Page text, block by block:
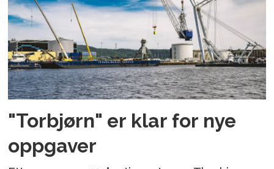
"Torbjørn" er klar for nye
oppgaver